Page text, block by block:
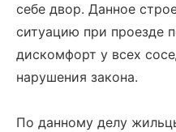
себе двор. Данное
ситуацию при проезде
дискомфорт у всех
нарушения закона.
По данному делу